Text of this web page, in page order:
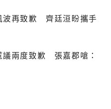
波再致歉 齊廷洹盼攜手
議兩度致歉 張嘉郡嗆：